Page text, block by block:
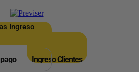
Ingreso
Ingreso Clientes